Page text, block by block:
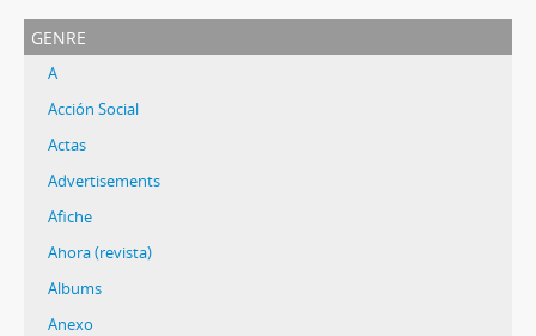
genre
A
Acción Social
Actas
Advertisements
Afiche
Ahora (revista)
Albums
Anexo